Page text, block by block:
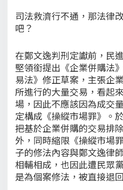
司法救濟行不通，那法律
吧？
在鄭文逸判刑定讞前，民
堅領銜提出《企業併購法
易法》修正草案，主張企
所進行的大量交易，看起
場，因此不應該因為成交
定構成《操縱市場罪》。
把基於企業併購的交易排
外，同時縮限《操縱市場
子的修法內容與鄭文逸律
相輔相成，也因此遭民眾
是為個案修法，被直接退